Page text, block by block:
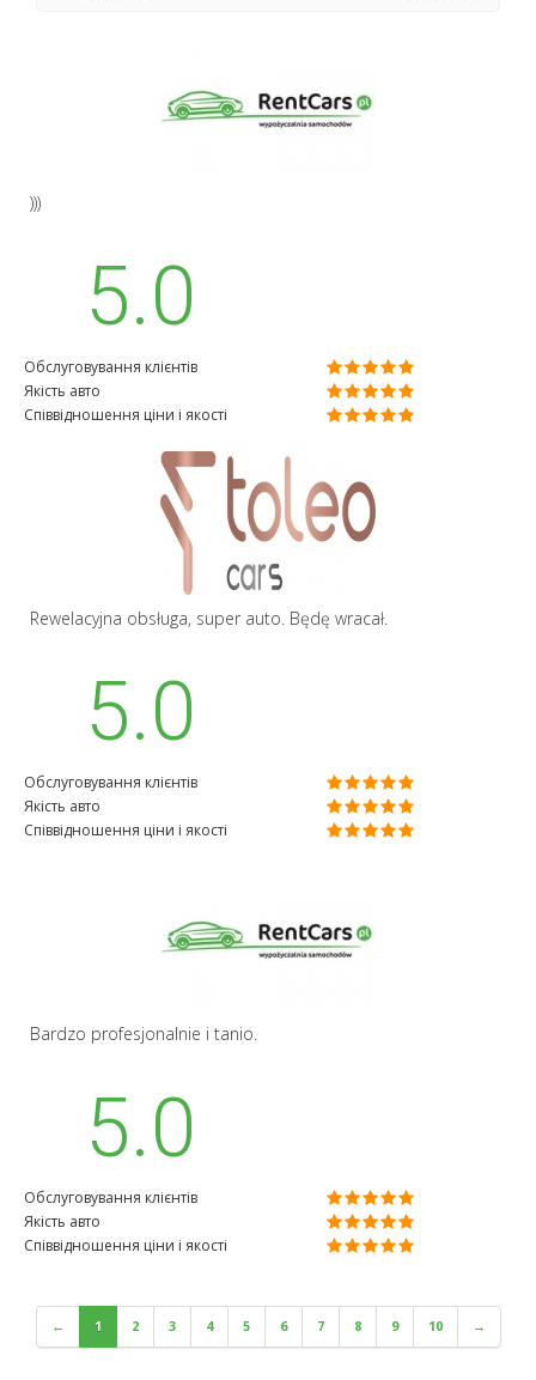
)))
5.0
Обслуговування клієнтів
Якість авто
Співвідношення ціни і якості
Rewelacyjna obsługa, super auto. Będę wracał.
5.0
Обслуговування клієнтів
Якість авто
Співвідношення ціни і якості
Bardzo profesjonalnie i tanio.
5.0
Обслуговування клієнтів
Якість авто
Співвідношення ціни і якості
← 1 2 3 4 5 6 7 8 9 10 →